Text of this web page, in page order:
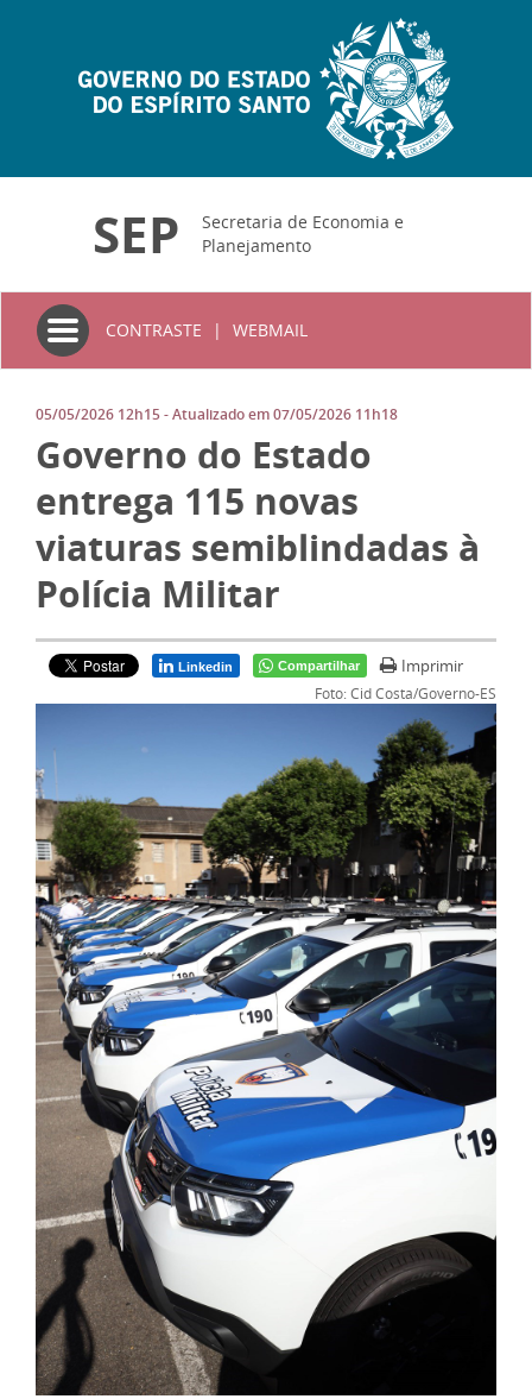
SEP
Secretaria de Economia e
Planejamento
Toggle
navigation
CONTRASTE | WEBMAIL
05/05/2026 12h15- Atualizado em07/05/2026 11h18
Governo do Estado
entrega 115 novas
viaturas semiblindadas à
Polícia Militar
Linkedin Compartilhar Imprimir
Foto: Cid Costa/Governo-ES